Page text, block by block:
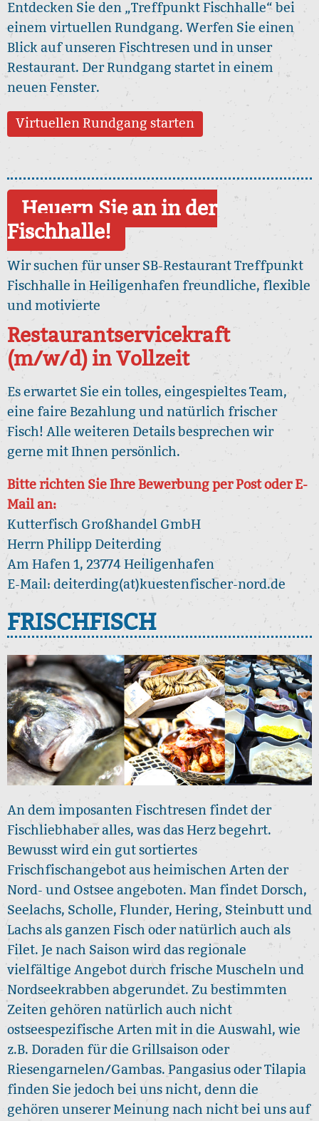
Entdecken Sie den „Treffpunkt Fischhalle“ bei
einem virtuellen Rundgang. Werfen Sie einen
Blick auf unseren Fischtresen und in unser
Restaurant. Der Rundgang startet in einem
neuen Fenster.
Virtuellen Rundgang starten
Heuern Sie an in der
Fischhalle!
Wir suchen für unser SB-Restaurant Treffpunkt
Fischhalle in Heiligenhafen freundliche, flexible
und motivierte
Restaurantservicekraft
(m/w/d) in Vollzeit
Es erwartet Sie ein tolles, eingespieltes Team,
eine faire Bezahlung und natürlich frischer
Fisch! Alle weiteren Details besprechen wir
gerne mit Ihnen persönlich.
Bitte richten Sie Ihre Bewerbung per Post oder E-
Mail an:
Kutterfisch Großhandel GmbH
Herrn Philipp Deiterding
Am Hafen 1, 23774 Heiligenhafen
E-Mail: deiterding(at)kuestenfischer-nord.de
FRISCHFISCH
An dem imposanten Fischtresen findet der
Fischliebhaber alles, was das Herz begehrt.
Bewusst wird ein gut sortiertes
Frischfischangebot aus heimischen Arten der
Nord- und Ostsee angeboten. Man findet Dorsch,
Seelachs, Scholle, Flunder, Hering, Steinbutt und
Lachs als ganzen Fisch oder natürlich auch als
Filet. Je nach Saison wird das regionale
vielfältige Angebot durch frische Muscheln und
Nordseekrabben abgerundet. Zu bestimmten
Zeiten gehören natürlich auch nicht
ostseespezifische Arten mit in die Auswahl, wie
z.B. Doraden für die Grillsaison oder
Riesengarnelen/Gambas. Pangasius oder Tilapia
finden Sie jedoch bei uns nicht, denn die
gehören unserer Meinung nach nicht bei uns auf